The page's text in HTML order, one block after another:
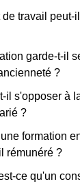
travail peut-
garde-t-il
?
il s'opposer à
?
formation
rémunéré ?
ce qu'un